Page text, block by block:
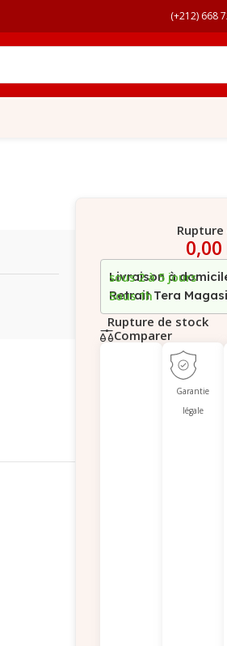
(+212) 668
0,00
Livraison à
sous 2 à 5 jours
Retrait Tera
Sous 1h
Rupture de stock
Comparer
Garantie
légale